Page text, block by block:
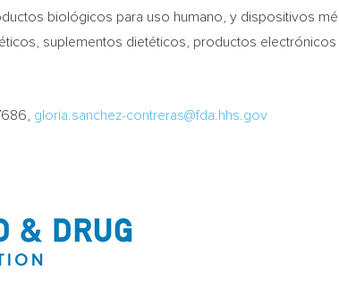
biológicos para uso humano, y dispositivos
suplementos dietéticos, productos electrónicos
gloria.sanchez-contreras@fda.hhs.gov